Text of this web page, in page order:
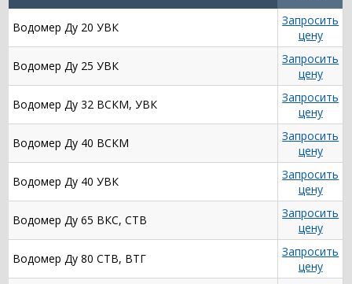
Водомер Ду 20 УВК
Запросить
цену
Водомер Ду 25 УВК
Запросить
цену
Водомер Ду 32 ВСКМ, УВК
Запросить
цену
Водомер Ду 40 ВСКМ
Запросить
цену
Водомер Ду 40 УВК
Запросить
цену
Водомер Ду 65 ВКС, СТВ
Запросить
цену
Водомер Ду 80 СТВ, ВТГ
Запросить
цену